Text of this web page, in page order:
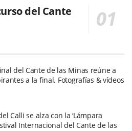
del Cante
del Cante de las Minas reúne a
a la final. Fotografías & vídeos
Calli se alza con la ‘Lámpara
Internacional del Cante de las